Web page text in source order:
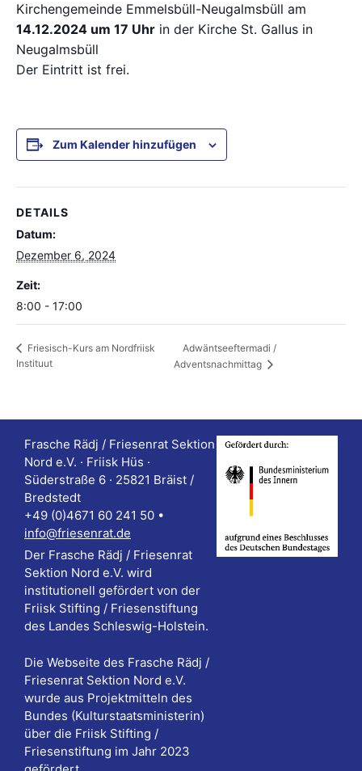
Kirchengemeinde Emmelsbüll-Neugalmsbüll am
14.12.2024 um 17 Uhr in der Kirche St. Gallus in
Neugalmsbüll
Der Eintritt ist frei.
Zum Kalender hinzufügen
DETAILS
Datum:
Dezember 6, 2024
Zeit:
8:00 - 17:00
Friesisch-Kurs am Nordfriisk
Instituut
Adwäntseeftermadi /
Adventsnachmittag
Frasche Rädj / Friesenrat Sektion
Nord e.V. · Friisk Hüs ·
Süderstraße 6 · 25821 Bräist /
Bredstedt
+49 (0)4671 60 241 50 •
info@friesenrat.de
Der Frasche Rädj / Friesenrat
Sektion Nord e.V. wird
institutionell gefördert von der
Friisk Stifting / Friesenstiftung
des Landes Schleswig-Holstein.
Die Webseite des Frasche Rädj /
Friesenrat Sektion Nord e.V.
wurde aus Projektmitteln des
Bundes (Kulturstaatsministerin)
über die Friisk Stifting /
Friesenstiftung im Jahr 2023